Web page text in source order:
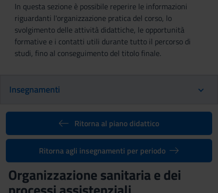
In questa sezione è possibile reperire le informazioni
riguardanti l'organizzazione pratica del corso, lo
svolgimento delle attività didattiche, le opportunità
formative e i contatti utili durante tutto il percorso di
studi, fino al conseguimento del titolo finale.
Insegnamenti
Ritorna al piano didattico
Ritorna agli insegnamenti per periodo
Organizzazione sanitaria e dei